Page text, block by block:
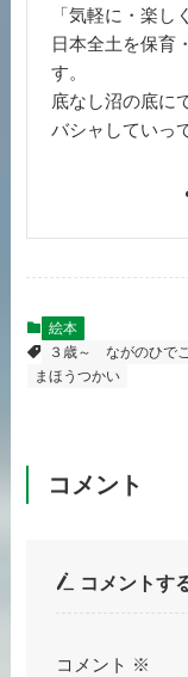
「気軽に・楽し
日本全土を保育
す。
底なし沼の底に
バシャしていっ
絵本
３歳～
ながのひでこ
まほうつかい
コメント
コメントす
コメント ※